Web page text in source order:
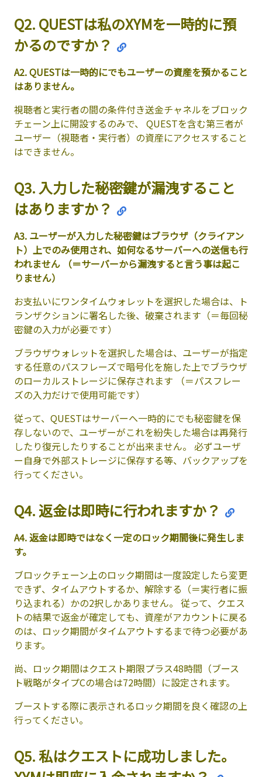
Q2. QUESTは私のXYMを一時的に預
かるのですか？
A2. QUESTは一時的にでもユーザーの資産を預かること
はありません。
視聴者と実行者の間の条件付き送金チャネルをブロック
チェーン上に開設するのみで、 QUESTを含む第三者が
ユーザー（視聴者・実行者）の資産にアクセスすること
はできません。
Q3. 入力した秘密鍵が漏洩すること
はありますか？
A3. ユーザーが入力した秘密鍵はブラウザ（クライアン
ト）上でのみ使用され、如何なるサーバーへの送信も行
われません （＝サーバーから漏洩すると言う事は起こ
りません）
お支払いにワンタイムウォレットを選択した場合は、ト
ランザクションに署名した後、破棄されます（＝毎回秘
密鍵の入力が必要です）
ブラウザウォレットを選択した場合は、ユーザーが指定
する任意のパスフレーズで暗号化を施した上でブラウザ
のローカルストレージに保存されます （＝パスフレー
ズの入力だけで使用可能です）
従って、QUESTはサーバーへ一時的にでも秘密鍵を保
存しないので、ユーザーがこれを紛失した場合は再発行
したり復元したりすることが出来ません。 必ずユーザ
ー自身で外部ストレージに保存する等、バックアップを
行ってください。
Q4. 返金は即時に行われますか？
A4. 返金は即時ではなく一定のロック期間後に発生しま
す。
ブロックチェーン上のロック期間は一度設定したら変更
できず、タイムアウトするか、解除する（＝実行者に振
り込まれる）かの2択しかありません。 従って、クエス
トの結果で返金が確定しても、資産がアカウントに戻る
のは、ロック期間がタイムアウトするまで待つ必要があ
ります。
尚、ロック期間はクエスト期限プラス48時間（ブース
ト戦略がタイプCの場合は72時間）に設定されます。
ブーストする際に表示されるロック期間を良く確認の上
行ってください。
Q5. 私はクエストに成功しました。